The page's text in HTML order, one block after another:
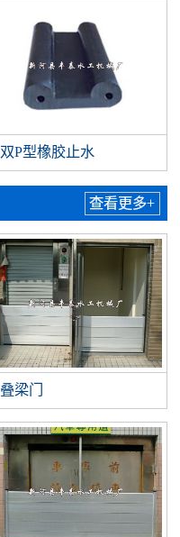
双P型橡胶止水
查看更多+
叠梁门